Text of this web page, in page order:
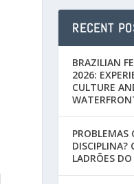
RECENT
BRAZILIAN
2026:
CULTURE
PROBLEMAS
DISCIPLINA?
LADRÕES